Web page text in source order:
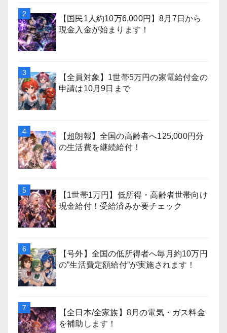
【国民1人約10万6,000円】8月7日から
現金入金が始まります！
【全員対象】1世帯5万円の家電給付金の
申請は10月9日まで
【超朗報】全国の高齢者へ125,000円分
の生活費を継続給付！
【1世帯1万円】低所得・高齢者世帯向け
現金給付！受給済みか要チェック
【号外】全国の低所得者へ毎月約10万円
の”生活費定額給付”が実施されます！
【全日本/全家族】8月の電気・ガス料金
を補助します！